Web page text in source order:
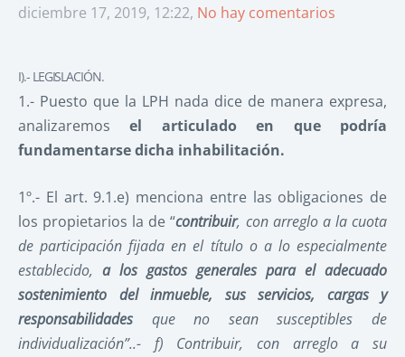
diciembre 17, 2019, 12:22, No hay comentarios
I).- LEGISLACIÓN.
1.- Puesto que la LPH nada dice de manera expresa,
analizaremosel articulado en que podría
fundamentarse dicha inhabilitación.
1º.- El art. 9.1.e) menciona entre las obligaciones de
los propietarios la de “contribuir, con arreglo a la cuota
de participación fijada en el título o a lo especialmente
establecido, a los gastos generales para el adecuado
sostenimiento del inmueble, sus servicios, cargas y
responsabilidades que no sean susceptibles de
individualización”..- f) Contribuir, con arreglo a su